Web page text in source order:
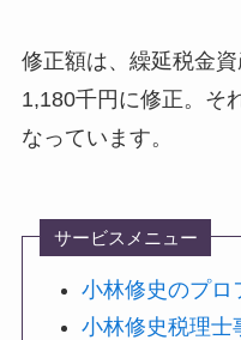
修正額は、繰延税金
1,180千円に修正。そ
なっています。
サービスメニュー
小林修史のプロ
小林修史税理士